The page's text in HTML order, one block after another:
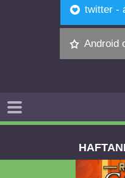
twitter -
Android